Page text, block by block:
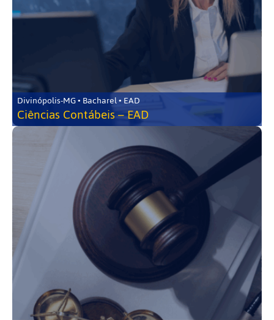
Divinópolis-MG • Bacharel • EAD
Ciências Contábeis – EAD